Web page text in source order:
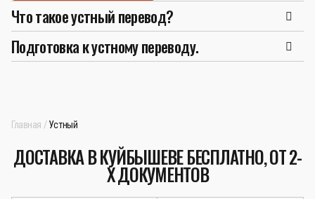
Что такое устный перевод?
Подготовка к устному переводу.
Главная Устный
ДОСТАВКА В КУЙБЫШЕВЕ БЕСПЛАТНО, ОТ 2-
Х ДОКУМЕНТОВ